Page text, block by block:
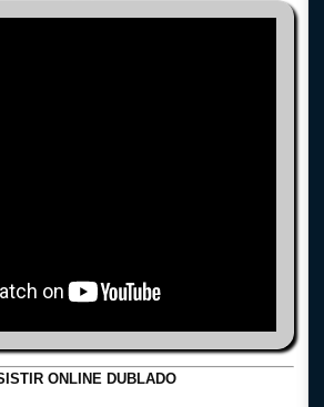
ONLINE DUBLADO